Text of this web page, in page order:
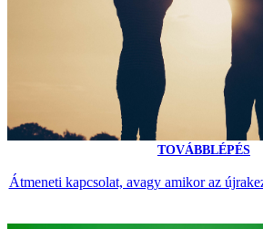
TOVÁBBLÉPÉS
Átmeneti kapcsolat, avagy amikor az